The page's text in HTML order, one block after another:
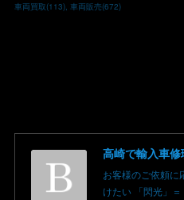
車両買取(113) 車両販売(672)
お客様のご依頼に
けたい 「閃光」